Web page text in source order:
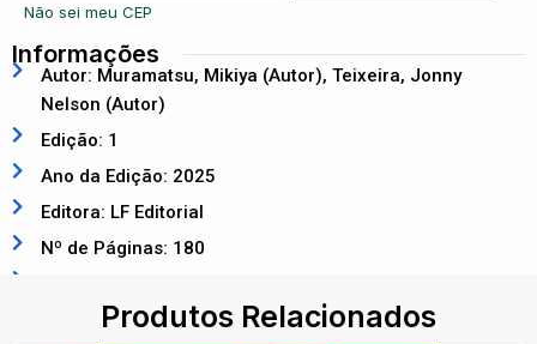
Não sei meu CEP
Informações
Autor: Muramatsu, Mikiya (Autor), Teixeira, Jonny
Nelson (Autor)
Edição: 1
Ano da Edição: 2025
Editora: LF Editorial
Nº de Páginas: 180
Produtos Relacionados